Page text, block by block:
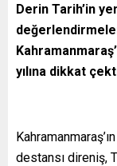
Derin Tarih’in
yılına dikkat
destansı direniş,